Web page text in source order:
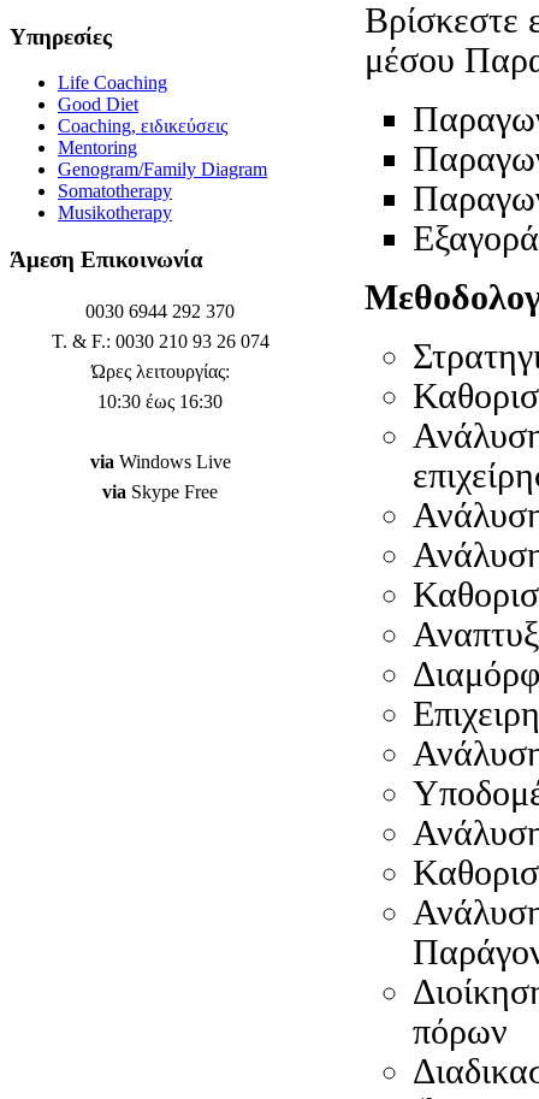
Βρίσκεστε
μέσου
πόρων
Υπηρεσίες
Life Coaching
Good Diet
Coaching, ειδικεύσεις
Mentoring
Genogram/Family Diagram
Somatotherapy
Musikotherapy
Άμεση Επικοινωνία
0030 6944 292 370
T. & F.: 0030 210 93 26 074
Ώρες λειτουργίας:
10:30 έως 16:30
via Windows Live
via Skype Free